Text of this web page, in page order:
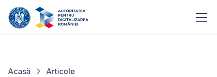
Acasă Articole